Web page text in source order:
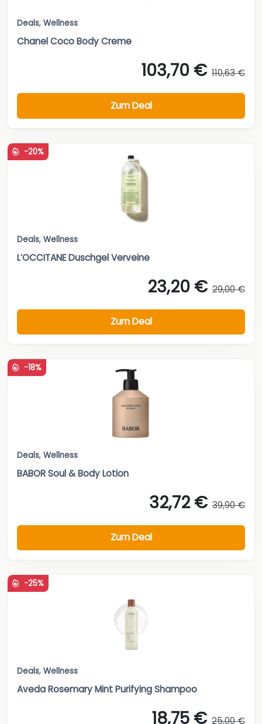
Deals, Wellness
Chanel Coco Body Creme
103,70 € 110,63 €
Zum Deal
-20%
Deals, Wellness
L’OCCITANE Duschgel Verveine
23,20 € 29,00 €
Zum Deal
-18%
Deals, Wellness
BABOR Soul & Body Lotion
32,72 € 39,90 €
Zum Deal
-25%
Deals, Wellness
Aveda Rosemary Mint Purifying Shampoo
18,75 € 25,00 €